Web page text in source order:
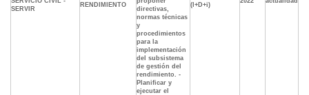
SERVIR
RENDIMIENTO
directivas,
normas técnicas
y
procedimientos
para la
implementación
del subsistema
de gestión del
rendimiento. -
Planificar y
ejecutar el
(I+D+i)